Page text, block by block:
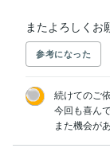
またよろしくお
参考になった
続けてのご
今回も喜ん
また機会が